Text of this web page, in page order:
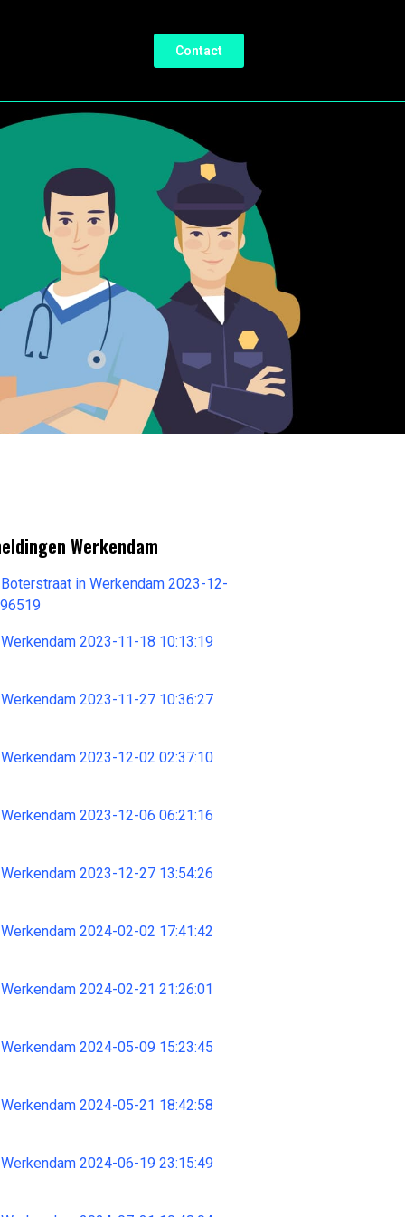
Contact
Werkendam
in Werkendam 2023-12-
2023-11-18 10:13:19
2023-11-27 10:36:27
2023-12-02 02:37:10
2023-12-06 06:21:16
2023-12-27 13:54:26
2024-02-02 17:41:42
2024-02-21 21:26:01
2024-05-09 15:23:45
2024-05-21 18:42:58
2024-06-19 23:15:49